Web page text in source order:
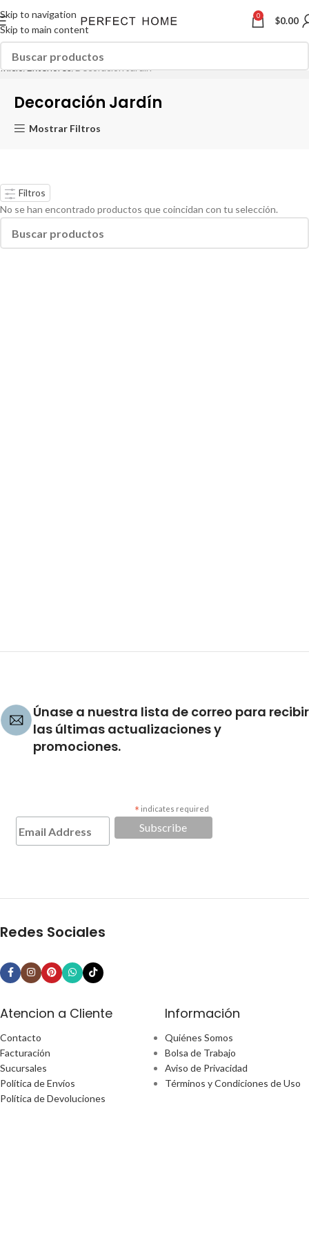
Skip to navigation
Skip to main content
0 $0.00
Inicio Exteriores Decoración Jardín
Decoración Jardín
Mostrar Filtros
Filtros
No se han encontrado productos que coincidan con tu selección.
Únase a nuestra lista de correo para recibir
las últimas actualizaciones y
promociones.
* indicates required
Redes Sociales
Atencion a Cliente
Contacto
Facturación
Sucursales
Política de Envíos
Política de Devoluciones
Información
Quiénes Somos
Bolsa de Trabajo
Aviso de Privacidad
Términos y Condiciones de Uso